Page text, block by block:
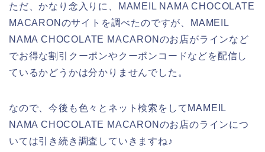
ただ、かなり念入りに、MAMEIL NAMA CHOCOLATE
MACARONのサイトを調べたのですが、MAMEIL
NAMA CHOCOLATE MACARONのお店がラインなど
でお得な割引クーポンやクーポンコードなどを配信し
ているかどうかは分かりませんでした。
なので、今後も色々とネット検索をしてMAMEIL
NAMA CHOCOLATE MACARONのお店のラインにつ
いては引き続き調査していきますね♪